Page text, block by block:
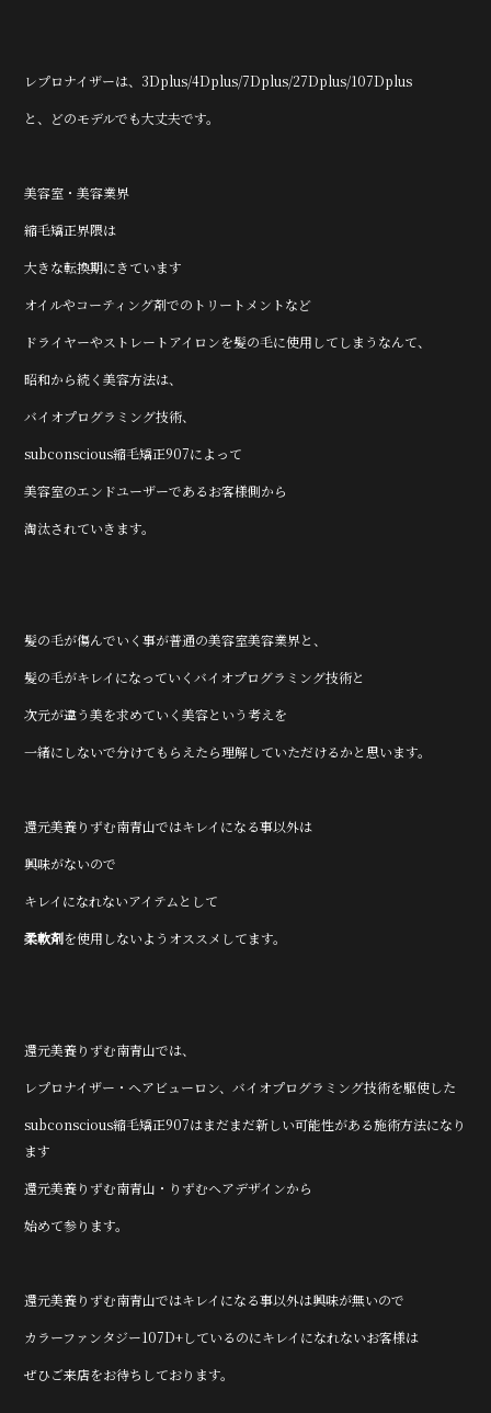
レプロナイザーは、3Dplus/4Dplus/7Dplus/27Dplus/107Dplus
と、どのモデルでも大丈夫です。
美容室・美容業界
縮毛矯正界隈は
大きな転換期にきています
オイルやコーティング剤でのトリートメントなど
ドライヤーやストレートアイロンを髪の毛に使用してしまうなんて、
昭和から続く美容方法は、
バイオプログラミング技術、
subconscious縮毛矯正907によって
美容室のエンドユーザーであるお客様側から
淘汰されていきます。
髪の毛が傷んでいく事が普通の美容室美容業界と、
髪の毛がキレイになっていくバイオプログラミング技術と
次元が違う美を求めていく美容という考えを
一緒にしないで分けてもらえたら理解していただけるかと思います。
還元美養りずむ南青山ではキレイになる事以外は
興味がないので
キレイになれないアイテムとして
柔軟剤を使用しないようオススメしてます。
還元美養りずむ南青山では、
レプロナイザー・ヘアビューロン、バイオプログラミング技術を駆使した
subconscious縮毛矯正907はまだまだ新しい可能性がある施術方法になり
ます
還元美養りずむ南青山・りずむヘアデザインから
始めて参ります。
還元美養りずむ南青山ではキレイになる事以外は興味が無いので
カラーファンタジー107D+しているのにキレイになれないお客様は
ぜひご来店をお待ちしております。